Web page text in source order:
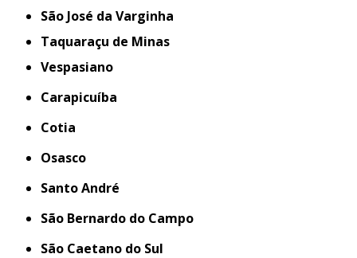
São José da Varginha
Taquaraçu de Minas
Vespasiano
Carapicuíba
Cotia
Osasco
Santo André
São Bernardo do Campo
São Caetano do Sul